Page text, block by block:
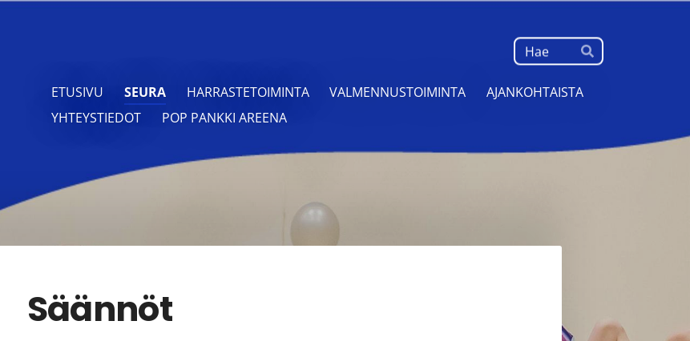
Haku
Hae
ETUSIVU SEURA HARRASTETOIMINTA VALMENNUSTOIMINTA
AJANKOHTAISTA
YHTEYSTIEDOT
POP PANKKI AREENA
Säännöt